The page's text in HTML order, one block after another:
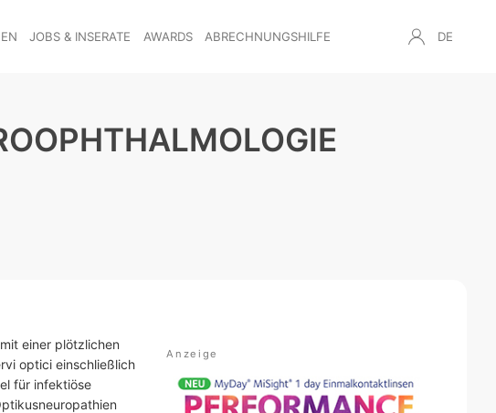
JOBS & INSERATE AWARDS ABRECHNUNGSHILFE DE
einer plötzlichen
optici einschließlich
für infektiöse